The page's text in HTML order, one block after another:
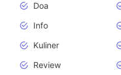
Doa
Info
Kuliner
Review